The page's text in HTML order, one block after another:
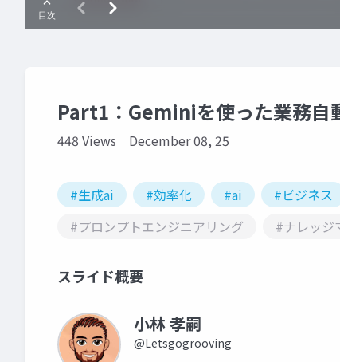
Part1：Geminiを使った業務自
448 Views December 08, 25
#生成ai #効率化 #ai #ビジネス
#プロンプトエンジニアリング
#ナレッジ
スライド概要
小林 孝嗣
@Letsgogrooving